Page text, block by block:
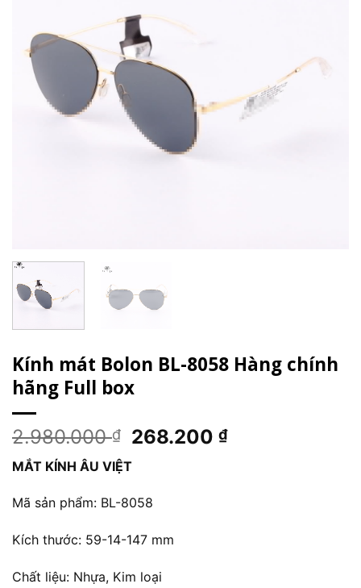
Kính mát Bolon BL-8058 Hàng chính
hãng Full box
2.980.000₫
Giá
2.980.000 ₫.
268.200₫Giá
MẮT KÍNH ÂU VIỆT
Mã sản phẩm: BL-8058
Kích thước: 59-14-147 mm
Chất liệu: Nhựa, Kim loại